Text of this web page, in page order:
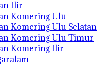
Ilir
Komering Ulu
Komering Ulu Selatan
Komering Ulu Timur
Komering Ilir